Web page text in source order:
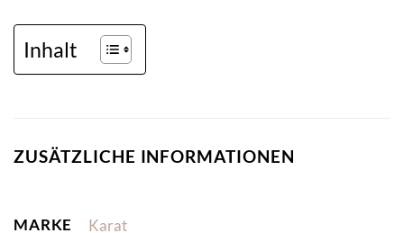
Inhalt
ZUSÄTZLICHE INFORMATIONEN
MARKE Karat